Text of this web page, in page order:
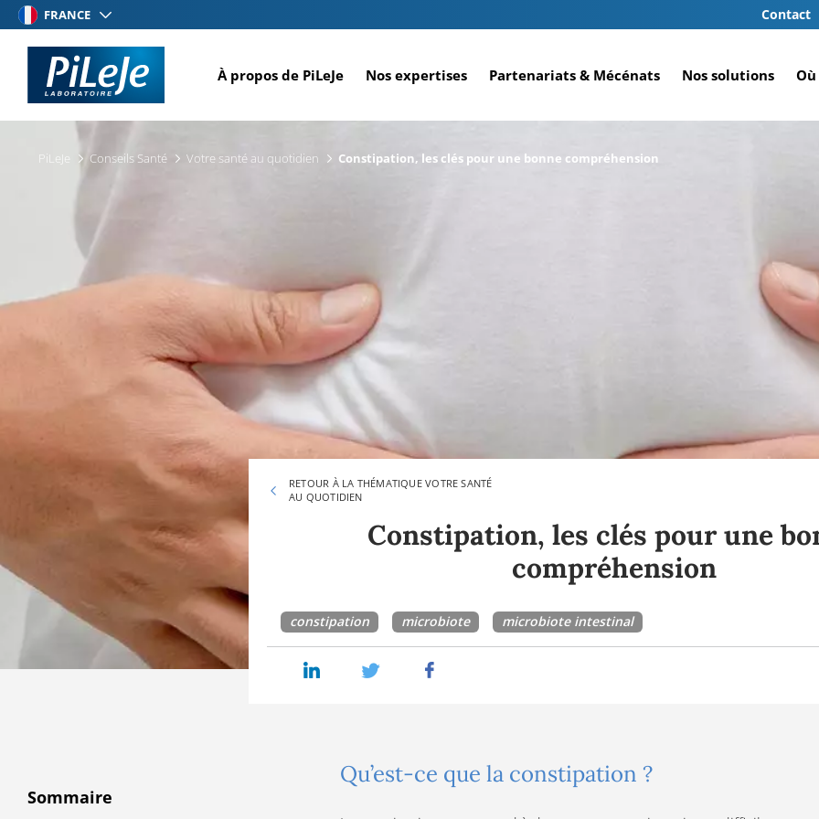
Aller
contenu
principal
FRANCE Contact
À propos de PiLeJe Nos expertises Partenariats & Mécénats Nos solutions
PiLeJe Conseils Santé Votre santé au quotidien Constipation, les clés pour une bonne compréhension
RETOUR À LA THÉMATIQUE VOTRE SANTÉ
AU QUOTIDIEN
Constipation, les clés pour une
compréhension
constipation microbiote microbiote intestinal
Qu’est-ce que la constipation ?
Sommaire